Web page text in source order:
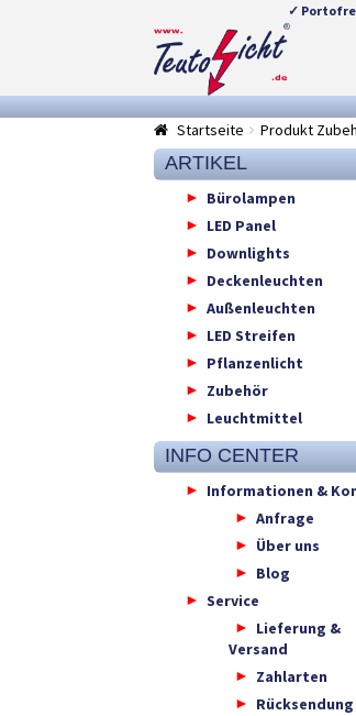
✓
Zur
Navigation
springen
Springe
zum
Startseite
Produkt
ARTIKEL
Bürolampen
LED Panel
Downlights
Deckenleuchten
Außenleuchten
LED Streifen
Pflanzenlicht
Zubehör
Leuchtmittel
INFO CENTER
Informationen &
Anfrage
Über uns
Blog
Service
Lieferung &
Versand
Zahlarten
Rücksendung